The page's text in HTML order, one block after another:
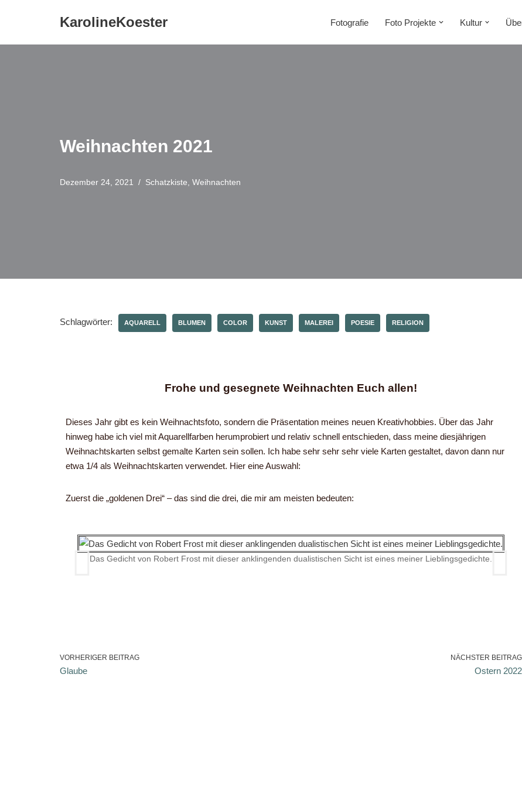
Inhalt
KarolineKoester Fotografie Foto Projekte Kultur
Weihnachten 2021
Dezember 24, 2021 Schatzkiste, Weihnachten
Schlagwörter: AQUARELL BLUMEN COLOR KUNST MALEREI POESIE RELIGION
Frohe und gesegnete Weihnachten Euch allen!
Dieses Jahr gibt es kein Weihnachtsfoto, sondern die Präsentation meines neuen Kreativhobbies. Über das Jahr
hinweg habe ich viel mit Aquarellfarben herumprobiert und relativ schnell entschieden, dass meine diesjährigen
Weihnachtskarten selbst gemalte Karten sein sollen. Ich habe sehr sehr sehr viele Karten gestaltet, davon dann nur
etwa 1/4 als Weihnachtskarten verwendet. Hier eine Auswahl:
Zuerst die „goldenen Drei“ – das sind die drei, die mir am meisten bedeuten:
Das Gedicht von Robert Frost mit dieser anklingenden dualistischen Sicht ist eines meiner Lieblingsgedichte.
VORHERIGER BEITRAG
Glaube
NÄCHSTER BEITRAG
Ostern 2022